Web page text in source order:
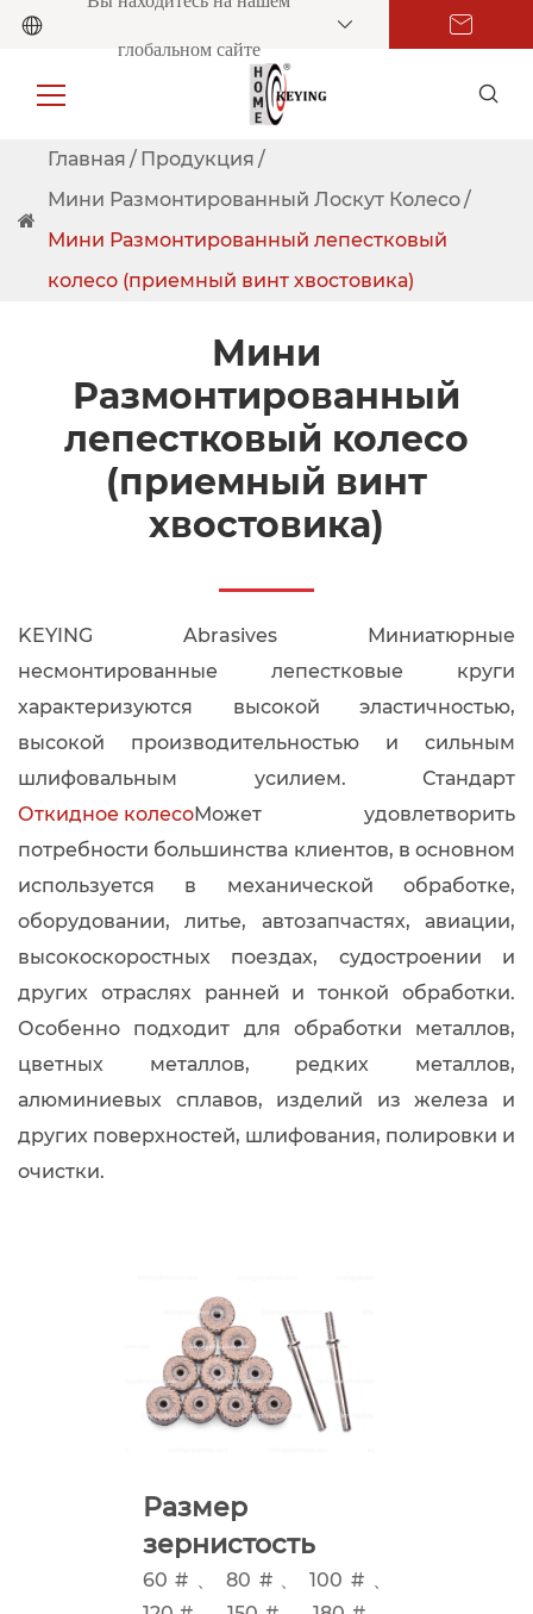
глобальном сайте
Главная
Продукция
Мини Размонтированный Лоскут Колесо
Мини Размонтированный лепестковый
колесо (приемный винт хвостовика)
Мини
Размонтированный
лепестковый колесо
(приемный винт
хвостовика)
KEYING Abrasives Миниатюрные
несмонтированные лепестковые круги
характеризуются высокой эластичностью,
высокой производительностью и сильным
шлифовальным усилием. Стандарт
Откидное колесоМожет удовлетворить
потребности большинства клиентов, в основном
используется в механической обработке,
оборудовании, литье, автозапчастях, авиации,
высокоскоростных поездах, судостроении и
других отраслях ранней и тонкой обработки.
Особенно подходит для обработки металлов,
цветных металлов, редких металлов,
алюминиевых сплавов, изделий из железа и
других поверхностей, шлифования, полировки и
очистки.
Размер
зернистость
60 # 、 80 # 、 100 # 、